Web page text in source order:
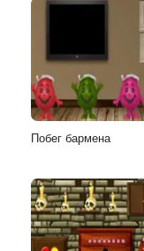
Побег бармена